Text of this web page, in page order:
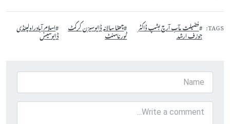
TAGS فضیلت مآب آرچ بشپ ڈاکٹر
جوزف ارشد
چھٹا سالانہ ڈایوسیزن کرکٹ
ٹورنامنٹ
اسلام آبادراولپنڈی
ڈایوسیس